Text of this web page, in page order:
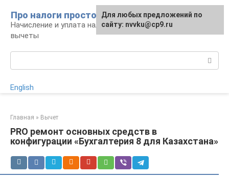
контенту
Про налоги просто
Начисление и уплата налогов, налоговые
вычеты
English
Главная » Вычет
PRO ремонт основных средств в
конфигурации «Бухгалтерия 8 для Казахстана»
Для любых предложений по
сайту: nvvku@cp9.ru